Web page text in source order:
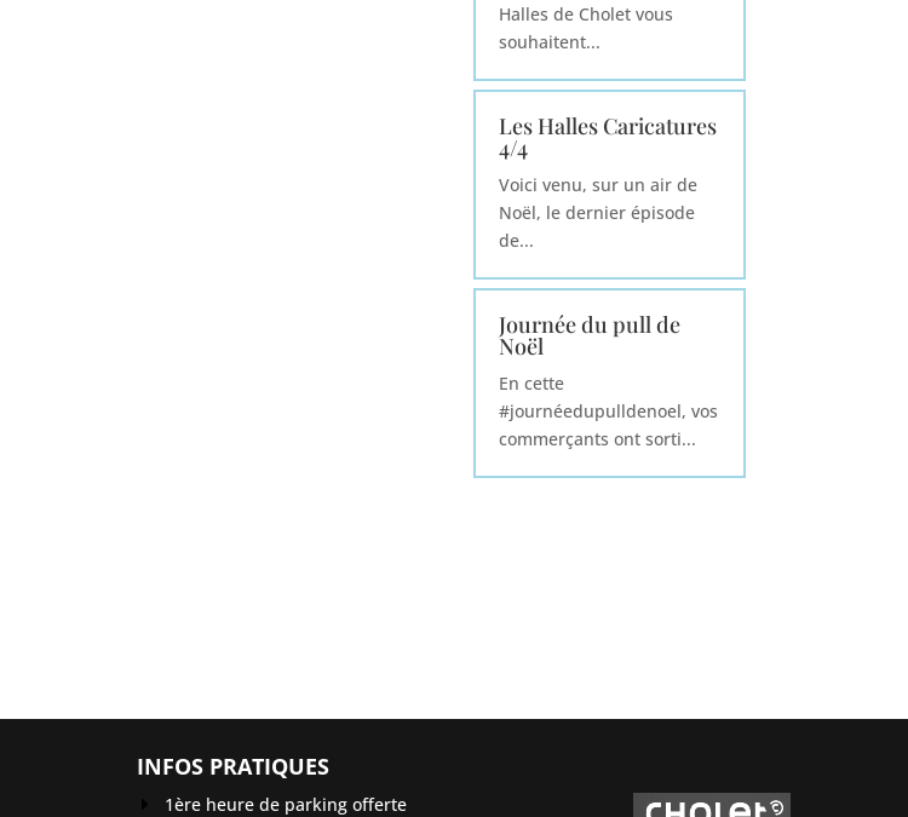
Halles de Cholet vous
souhaitent...
Les Halles Caricatures
4/4
Voici venu, sur un air de
Noël, le dernier épisode
de...
Journée du pull de
Noël
En cette
#journéedupulldenoel, vos
commerçants ont sorti...
INFOS PRATIQUES
1ère heure de parking offerte